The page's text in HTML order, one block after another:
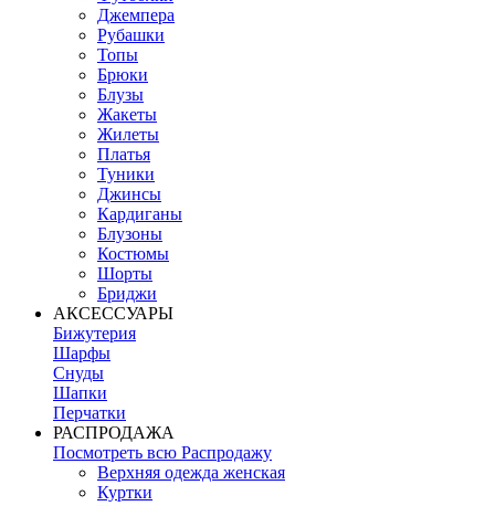
Джемпера
Рубашки
Топы
Брюки
Блузы
Жакеты
Жилеты
Платья
Туники
Джинсы
Кардиганы
Блузоны
Костюмы
Шорты
Бриджи
АКСЕССУАРЫ
Бижутерия
Шарфы
Снуды
Шапки
Перчатки
РАСПРОДАЖА
Посмотреть всю Распродажу
Верхняя одежда женская
Куртки